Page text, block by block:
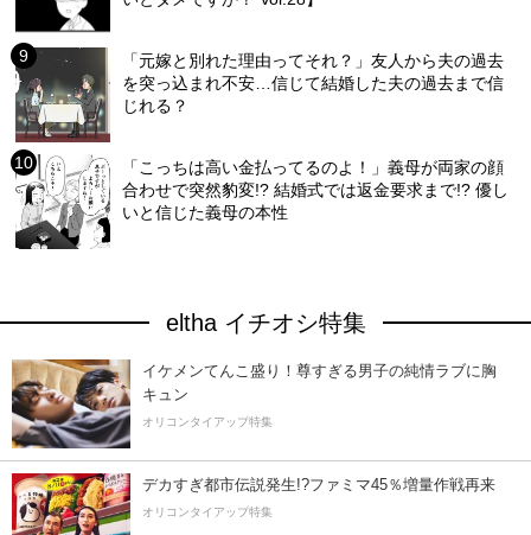
「元嫁と別れた理由ってそれ？」友人から夫の過去
を突っ込まれ不安…信じて結婚した夫の過去まで信
じれる？
「こっちは高い金払ってるのよ！」義母が両家の顔
合わせで突然豹変!? 結婚式では返金要求まで!? 優し
いと信じた義母の本性
eltha イチオシ特集
イケメンてんこ盛り！尊すぎる男子の純情ラブに胸
キュン
オリコンタイアップ特集
デカすぎ都市伝説発生!?ファミマ45％増量作戦再来
オリコンタイアップ特集